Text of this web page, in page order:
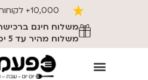
10,000+ לקוחות מרוצים
משלוח מהיר עד 5 ימי עסקים